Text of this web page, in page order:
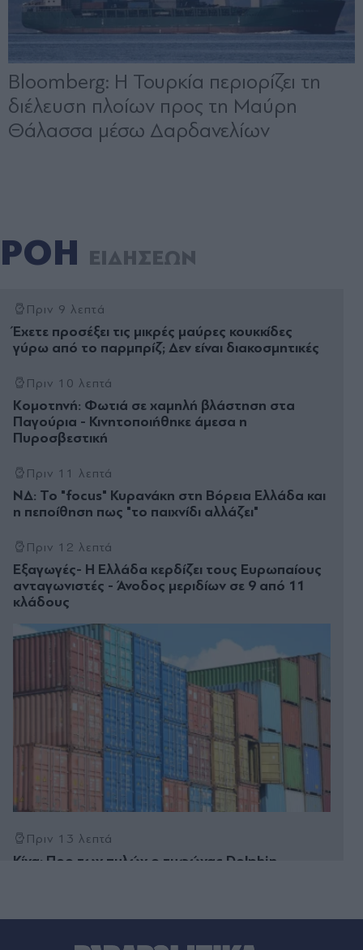
ΡΟΗ ΕΙΔΗΣΕΩΝ
Πριν 9 λεπτά
Έχετε προσέξει τις μικρές μαύρες κουκκίδες
γύρω από το παρμπρίζ; Δεν είναι διακοσμητικές
Πριν 10 λεπτά
Κομοτηνή: Φωτιά σε χαμηλή βλάστηση στα
Παγούρια - Κινητοποιήθηκε άμεσα η
Πυροσβεστική
Πριν 11 λεπτά
ΝΔ: Το "focus" Κυρανάκη στη Βόρεια Ελλάδα και
η πεποίθηση πως "το παιχνίδι αλλάζει"
Πριν 12 λεπτά
Εξαγωγές- Η Ελλάδα κερδίζει τους Ευρωπαίους
ανταγωνιστές - Άνοδος μεριδίων σε 9 από 11
κλάδους
Πριν 13 λεπτά
Κίνα: Προ των πυλών ο τυφώνας Dolphin,
Πριν 24 λεπτά